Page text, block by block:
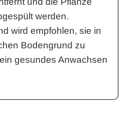
werden.
wird empfohlen, sie in
Bodengrund zu
gesundes Anwachsen